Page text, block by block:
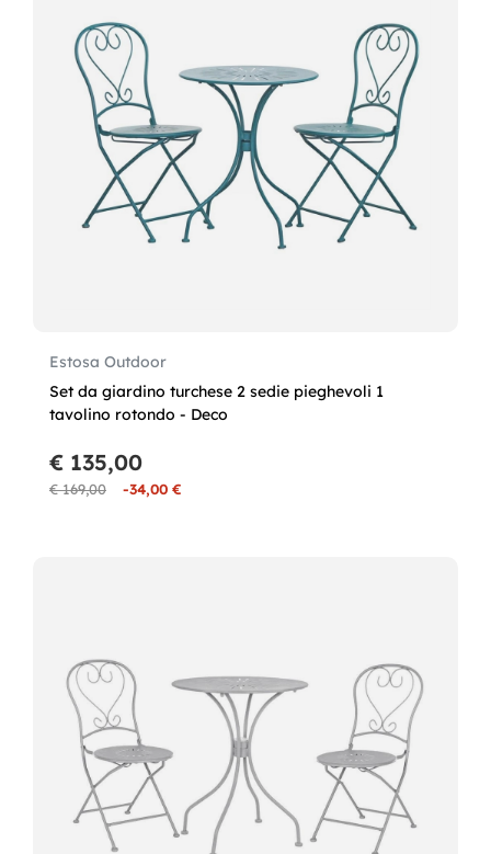
Estosa Outdoor
Set da giardino turchese 2 sedie pieghevoli 1
tavolino rotondo - Deco
€ 169,00 -34,00 €
€ 135,00